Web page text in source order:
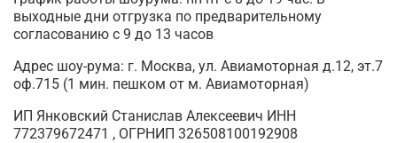
выходные дни отгрузка по предварительному
согласованию с 9 до 13 часов
Адрес шоу-рума: г. Москва, ул. Авиамоторная д.12, эт.7
оф.715 (1 мин. пешком от м. Авиамоторная)
ИП Янковский Станислав Алексеевич ИНН
772379672471 , ОГРНИП 326508100192908